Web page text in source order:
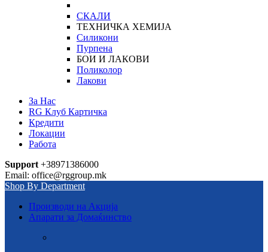
СКАЛИ
ТЕХНИЧКА ХЕМИЈА
Силикони
Пурпена
БОИ И ЛАКОВИ
Поликолор
Лакови
За Нас
RG Клуб Картичка
Кредити
Локации
Работа
Support +38971386000
Email: office@rggroup.mk
Shop By Department
Производи на Акција
Апарати за Домаќинство